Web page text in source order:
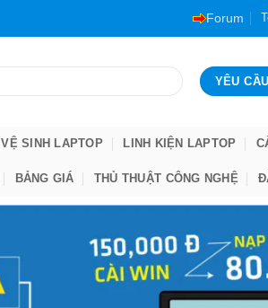
Forum
VỆ SINH LAPTOP LINH KIỆN LAPTOP
BẢNG GIÁ THỦ THUẬT CÔNG NGHỆ